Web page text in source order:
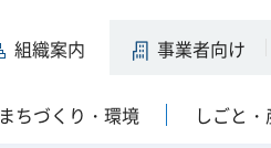
組織案内 事業者向け
まちづくり・環境 しごと